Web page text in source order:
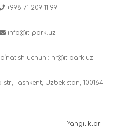
+998 71 209 11 99
info@it-park.uz
uchun : hr@it-park.uz
str., Tashkent, Uzbekistan, 100164
Yangiliklar